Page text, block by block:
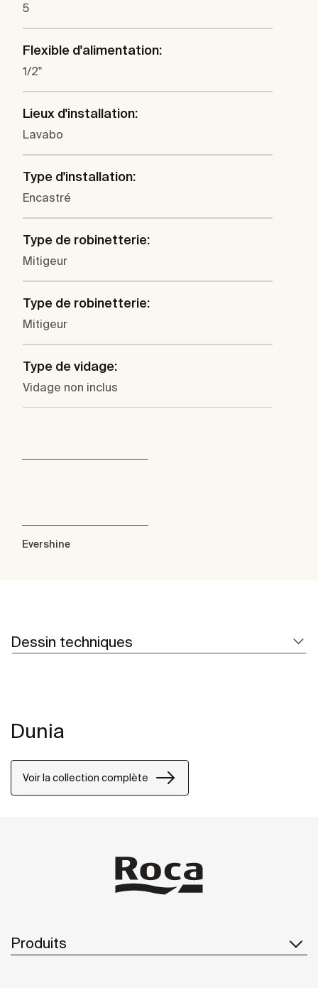
5
Flexible d'alimentation:
1/2"
Lieux d'installation:
Lavabo
Type d'installation:
Encastré
Type de robinetterie:
Mitigeur
Type de robinetterie:
Mitigeur
Type de vidage:
Vidage non inclus
Evershine
Dessin techniques
Dunia
Voir la collection complète
Produits